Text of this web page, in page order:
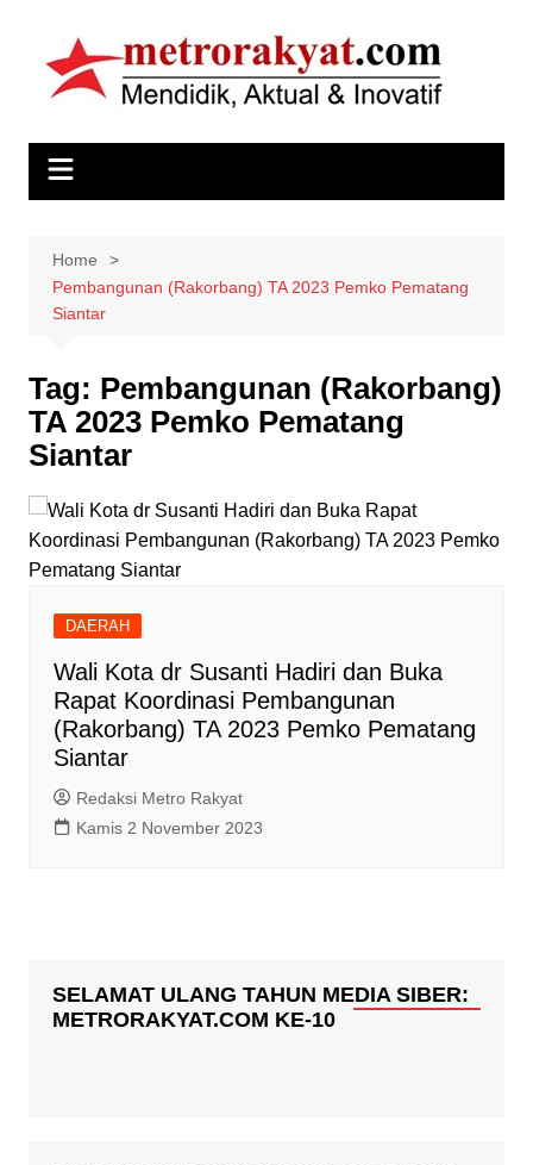
content
Home
Pembangunan (Rakorbang) TA 2023 Pemko Pematang
Siantar
Tag: Pembangunan (Rakorbang)
TA 2023 Pemko Pematang
Siantar
DAERAH
Wali Kota dr Susanti Hadiri dan Buka
Rapat Koordinasi Pembangunan
(Rakorbang) TA 2023 Pemko Pematang
Siantar
Redaksi Metro Rakyat
Kamis 2 November 2023
SELAMAT ULANG TAHUN MEDIA SIBER:
METRORAKYAT.COM KE-10